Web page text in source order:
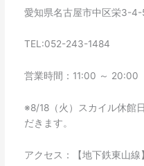
愛知県名古屋市中区栄3-4-
TEL:052-243-1484
営業時間：11:00 ～ 20:00
※8/18（火）スカイル休館
だきます。
アクセス：【地下鉄東山線